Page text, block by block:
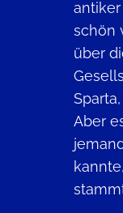
schön
über
Aber